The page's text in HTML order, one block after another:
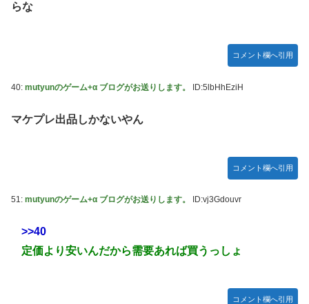
らな
コメント欄へ引用
40: mutyunのゲーム+α ブログがお送りします。 ID:5lbHhEziH
マケプレ出品しかないやん
コメント欄へ引用
51: mutyunのゲーム+α ブログがお送りします。 ID:vj3Gdouvr
>>40
定価より安いんだから需要あれば買うっしょ
コメント欄へ引用